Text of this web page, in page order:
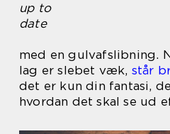
up to
date
med en gulvafslibning.
lag er slebet væk, står
det er kun din fantasi,
hvordan det skal se ud